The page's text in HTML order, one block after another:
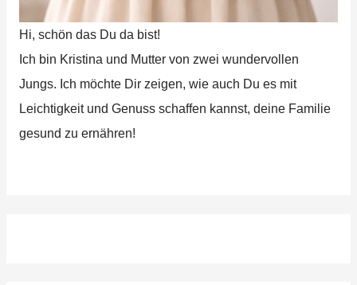
Hi, schön das Du da bist!
Ich bin Kristina und Mutter von zwei wundervollen
Jungs. Ich möchte Dir zeigen, wie auch Du es mit
Leichtigkeit und Genuss schaffen kannst, deine Familie
gesund zu ernähren!